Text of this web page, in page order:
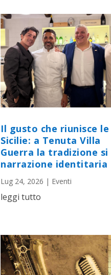
Il gusto che riunisce le
Sicilie: a Tenuta Villa
Guerra la tradizione si
narrazione identitaria
Lug 24, 2026 | Eventi
leggi tutto